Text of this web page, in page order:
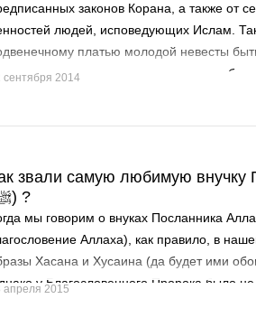
законов Корана, а также от
людей, исповедующих Ислам.
платью молодой невесты
задекорированным кружевами,
сентября 2014
звали самую любимую
(ﷺ) ?
мы говорим о внуках Посланника
Аллаха), как правило, в
Хасана и Хусаина (да будет ими
у Благословенного Пророка было
апреля 2015